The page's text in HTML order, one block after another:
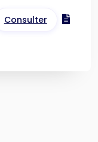
Consulter